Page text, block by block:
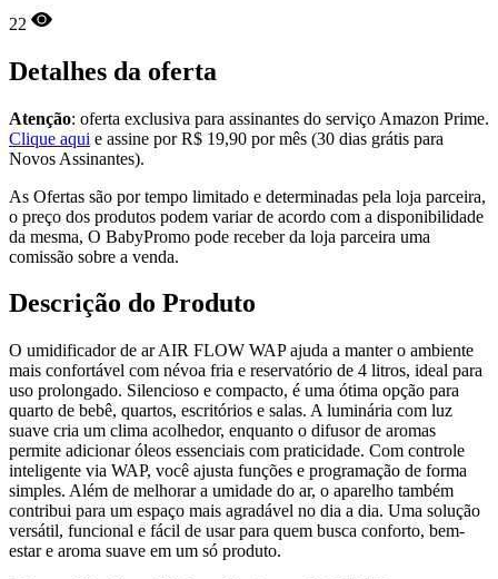
22
Detalhes da oferta
Atenção: oferta exclusiva para assinantes do serviço Amazon Prime.
Clique aqui e assine por R$ 19,90 por mês (30 dias grátis para
Novos Assinantes).
As Ofertas são por tempo limitado e determinadas pela loja parceira,
o preço dos produtos podem variar de acordo com a disponibilidade
da mesma, O BabyPromo pode receber da loja parceira uma
comissão sobre a venda.
Descrição do Produto
O umidificador de ar AIR FLOW WAP ajuda a manter o ambiente
mais confortável com névoa fria e reservatório de 4 litros, ideal para
uso prolongado. Silencioso e compacto, é uma ótima opção para
quarto de bebê, quartos, escritórios e salas. A luminária com luz
suave cria um clima acolhedor, enquanto o difusor de aromas
permite adicionar óleos essenciais com praticidade. Com controle
inteligente via WAP, você ajusta funções e programação de forma
simples. Além de melhorar a umidade do ar, o aparelho também
contribui para um espaço mais agradável no dia a dia. Uma solução
versátil, funcional e fácil de usar para quem busca conforto, bem-
estar e aroma suave em um só produto.